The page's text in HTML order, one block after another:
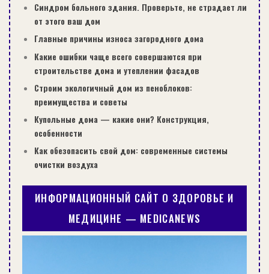
Синдром больного здания. Проверьте, не страдает ли
от этого ваш дом
Главные причины износа загородного дома
Какие ошибки чаще всего совершаются при
строительстве дома и утеплении фасадов
Строим экологичный дом из пеноблоков:
преимущества и советы
Купольные дома — какие они? Конструкция,
особенности
Как обезопасить свой дом: современные системы
очистки воздуха
ИНФОРМАЦИОННЫЙ САЙТ О ЗДОРОВЬЕ И
МЕДИЦИНЕ — MEDICANEWS